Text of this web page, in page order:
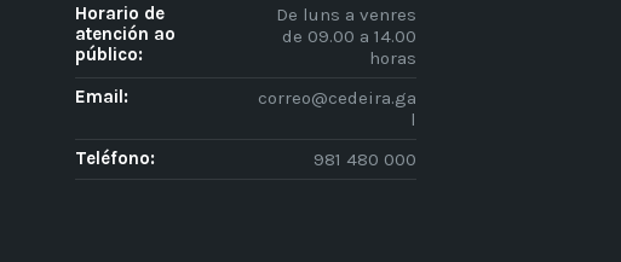
Horario de
atención ao
público:
De luns a venres
de 09.00 a 14.00
horas
Email:
correo@cedeira.ga
l
Teléfono:
981 480 000